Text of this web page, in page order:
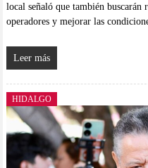
local señaló que también buscarán
operadores y mejorar las
Leer más
HIDALGO